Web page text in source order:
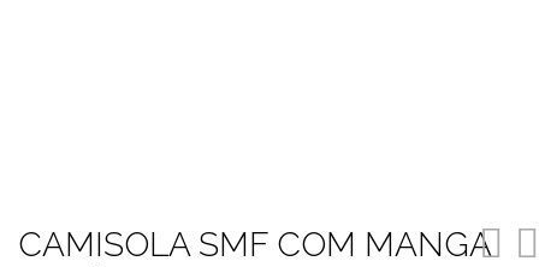
CAMISOLA SMF COM MANGA